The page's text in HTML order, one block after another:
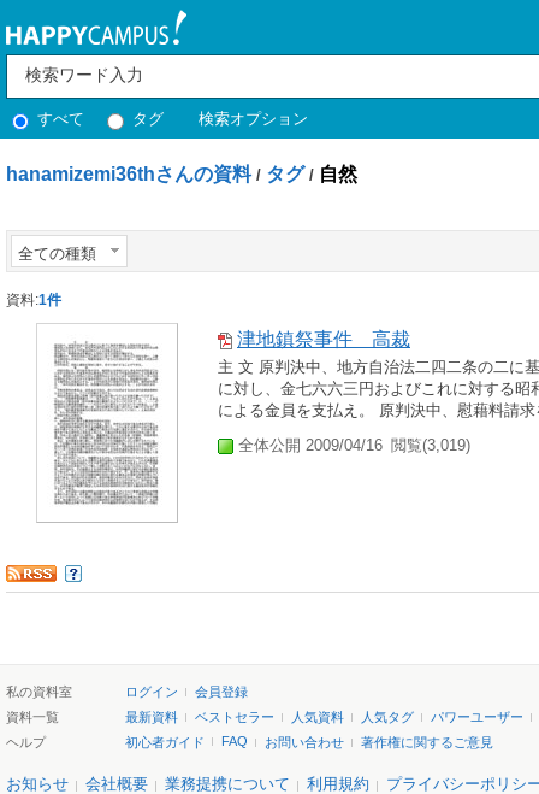
すべて タグ 検索オプション
hanamizemi36thさんの資料 / タグ / 自然
全ての種類
資料:1件
津地鎮祭事件 高裁
主 文 原判決中、地方自治法二四二条の二に
に対し、金七六六三円およびこれに対する
による金員を支払え。 原判決中、慰藉料請
全体公開 2009/04/16 閲覧(3,019)
私の資料室 ログイン
会員登録
資料一覧
最新資料 ベストセラー 人気資料 人気タグ
パワーユーザー
ヘルプ
初心者ガイド FAQ お問い合わせ 著作権に関するご意見
お知らせ 会社概要 業務提携について 利用規約 プライバシーポリシ